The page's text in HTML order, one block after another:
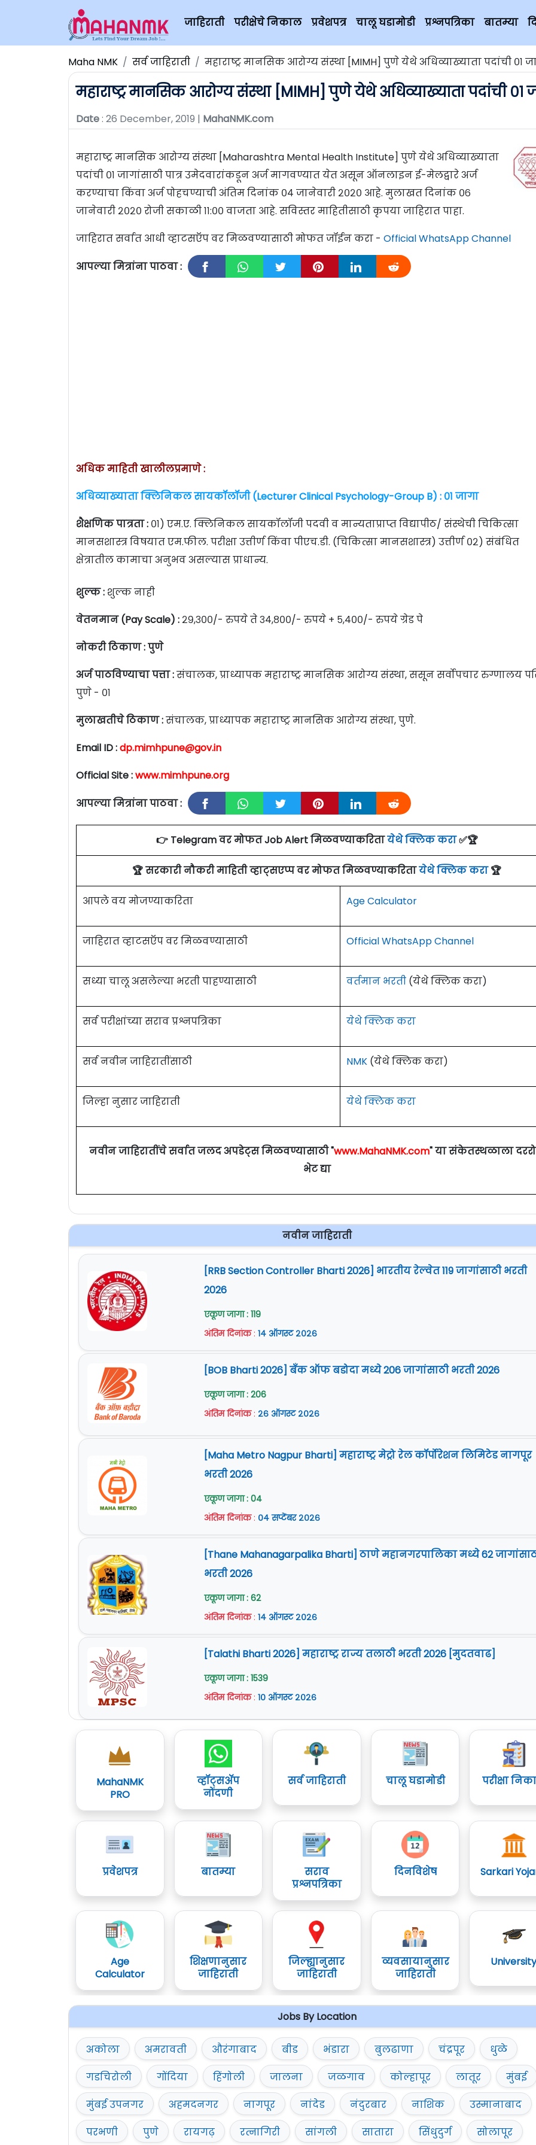
जाहिराती परीक्षेचे निकाल प्रवेशपत्र चालू घडामोडी प्रश्नपत्रिका बातम्या
Maha NMK सर्व जाहिराती महाराष्ट्र मानसिक आरोग्य संस्था [MIMH] पुणे येथे अधिव्याख्याता पदांची ०१
महाराष्ट्र मानसिक आरोग्य संस्था [MIMH] पुणे येथे अधिव्याख्याता पदांची ०१
Date: 26 December, 2019 | MahaNMK.com
महाराष्ट्र मानसिक आरोग्य संस्था [Maharashtra Mental Health Institute] पुणे येथे अधिव्याख्याता
पदांची ०१ जागांसाठी पात्र उमेदवारांकडून अर्ज मागवण्यात येत असून ऑनलाइन ई-मेलद्वारे अर्ज
करण्याचा किंवा अर्ज पोहचण्याची अंतिम दिनांक ०४ जानेवारी २०२० आहे. मुलाखत दिनांक ०६
जानेवारी २०२० रोजी सकाळी ११:०० वाजता आहे. सविस्तर माहितीसाठी कृपया जाहिरात पाहा.
जाहिरात सर्वात आधी व्हाटसऍप वर मिळवण्यासाठी मोफत जॉईन करा - Official WhatsApp Channel
आपल्या मित्रांना पाठवा :
अधिक माहिती खालीलप्रमाणे :
अधिव्याख्याता क्लिनिकल सायकॉलॉजी (Lecturer Clinical Psychology-Group B) : ०१ जागा
शैक्षणिक पात्रता : ०१) एम.ए. क्लिनिकल सायकॉलॉजी पदवी व मान्यताप्राप्त विद्यापीठ/ संस्थेची चिकित्सा
मानसशास्त्र विषयात एम.फील. परीक्षा उत्तीर्ण किंवा पीएच.डी. (चिकित्सा मानसशास्त्र) उत्तीर्ण ०२) संबंधित
क्षेत्रातील कामाचा अनुभव असल्यास प्राधान्य.
शुल्क : शुल्क नाही
वेतनमान (Pay Scale) : २९,३००/- रुपये ते ३४,८००/- रुपये + ५,४००/- रुपये ग्रेड पे
नोकरी ठिकाण : पुणे
अर्ज पाठविण्याचा पत्ता :संचालक, प्राध्यापक महाराष्ट्र मानसिक आरोग्य संस्था, ससून सर्वोपचार रुग्णालय
पुणे - ०१
मुलाखतीचे ठिकाण :संचालक, प्राध्यापक महाराष्ट्र मानसिक आरोग्य संस्था, पुणे.
Email ID :dp.mimhpune@gov.in
Official Site :www.mimhpune.org
आपल्या मित्रांना पाठवा :
👉 Telegram वर मोफत Job Alert मिळवण्याकरितायेथे क्लिक करा✅🏆
🏆 सरकारी नौकरी माहिती व्हाट्सएप्प वर मोफत मिळवण्याकरितायेथे क्लिक करा🏆
आपले वय मोजण्याकरिता Age Calculator
जाहिरात व्हाटसऍप वर मिळवण्यासाठी Official WhatsApp Channel
सध्या चालू असलेल्या भरती पाहण्यासाठी वर्तमान भरती (येथे क्लिक करा)
सर्व परीक्षांच्या सराव प्रश्नपत्रिका येथे क्लिक करा
सर्व नवीन जाहिरातींसाठी NMK (येथे क्लिक करा)
जिल्हा नुसार जाहिराती येथे क्लिक करा
नवीन जाहिरातींचे सर्वात जलद अपडेट्स मिळवण्यासाठी "www.MahaNMK.com" या संकेतस्थळाला
भेट द्या
नवीन जाहिराती
[RRB Section Controller Bharti 2026] भारतीय रेल्वेत 119 जागांसाठी भरती
2026
एकूण जागा : 119
अंतिम दिनांक: १४ ऑगस्ट २०२६
[BOB Bharti 2026] बँक ऑफ बडोदा मध्ये 206 जागांसाठी भरती 2026
एकूण जागा : 206
अंतिम दिनांक: २६ ऑगस्ट २०२६
[Maha Metro Nagpur Bharti] महाराष्ट्र मेट्रो रेल कॉर्पोरेशन लिमिटेड नागपूर
भरती 2026
एकूण जागा : 04
अंतिम दिनांक: ०४ सप्टेंबर २०२६
[Thane Mahanagarpalika Bharti] ठाणे महानगरपालिका मध्ये 62
भरती 2026
एकूण जागा : 62
अंतिम दिनांक: १४ ऑगस्ट २०२६
[Talathi Bharti 2026] महाराष्ट्र राज्य तलाठी भरती 2026 [मुदतवाढ]
एकूण जागा : 1539
अंतिम दिनांक: १० ऑगस्ट २०२६
MahaNMK
PRO
व्हॉट्सॲप
नोंदणी
सर्व जाहिराती चालू घडामोडी परीक्षा
प्रवेशपत्र बातम्या
सराव
प्रश्नपत्रिका
दिनविशेष Sarkari
Age
Calculator
शिक्षणानुसार
जाहिराती
जिल्ह्यानुसार
जाहिराती
व्यवसायानुसार
जाहिराती
Jobs By Location
अकोला अमरावती औरंगाबाद बीड भंडारा बुलढाणा चंद्रपूर
धुळे
गडचिरोली
गोंदिया हिंगोली जालना जळगाव कोल्हापूर लातूर
मुंबई
मुंबई उपनगर
अहमदनगर नागपूर नांदेड नंदुरबार नाशिक
उस्मानाबाद
परभणी
पुणे रायगढ़ रत्नागिरी सांगली सातारा सिंधुदुर्ग सोलापूर